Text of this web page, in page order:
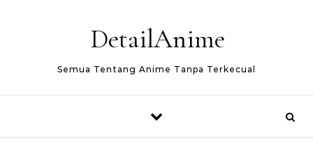
DetailAnime
Semua Tentang Anime Tanpa Terkecual